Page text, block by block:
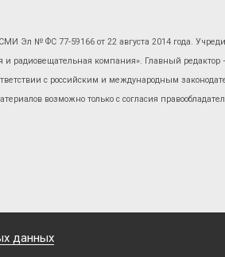
Эл № ФС 77-59166 от 22 августа 2014 года.
и радиовещательная компания». Главный
с российским и международным
возможно только с согласия
данных